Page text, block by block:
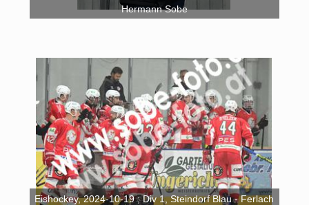
Hermann Sobe
Eishockey, 2024-10-19 ; Div 1, Steindorf Blau - Ferlach